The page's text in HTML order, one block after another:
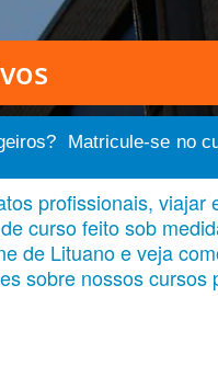
Matricule-se no
profissionais, viajar
curso feito sob
de Lituano e veja
sobre nossos cursos